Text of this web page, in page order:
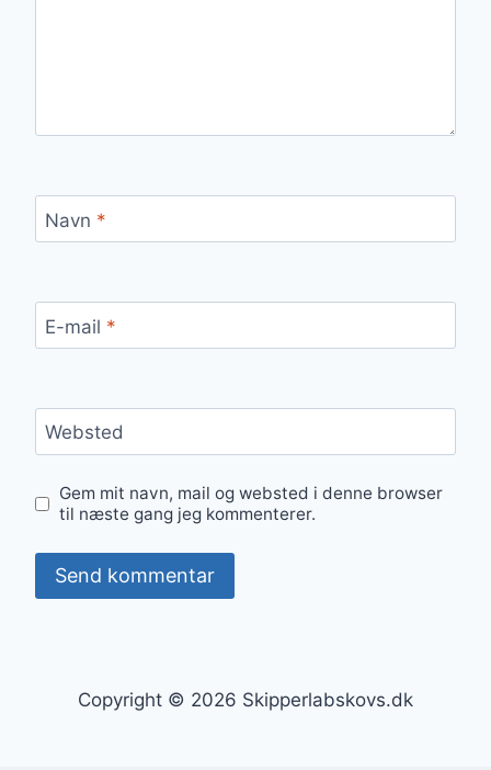
Navn *
E-mail *
Websted
Gem mit navn, mail og websted i denne browser
til næste gang jeg kommenterer.
Copyright © 2026 Skipperlabskovs.dk